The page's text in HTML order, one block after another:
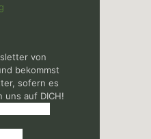
von
bekommst
sofern es
uns auf DICH!